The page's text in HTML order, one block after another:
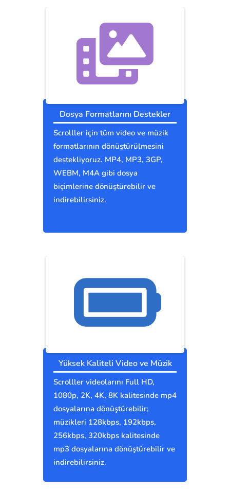
Dosya Formatlarını Destekler
Scrolller için tüm video ve müzik
formatlarının dönüştürülmesini
destekliyoruz. MP4, MP3, 3GP,
WEBM, M4A gibi dosya
biçimlerine dönüştürebilir ve
indirebilirsiniz.
Yüksek Kaliteli Video ve Müzik
Scrolller videolarını Full HD,
1080p, 2K, 4K, 8K kalitesinde mp4
dosyalarına dönüştürebilir;
müzikleri 128kbps, 192kbps,
256kbps, 320kbps kalitesinde
mp3 dosyalarına dönüştürebilir ve
indirebilirsiniz.